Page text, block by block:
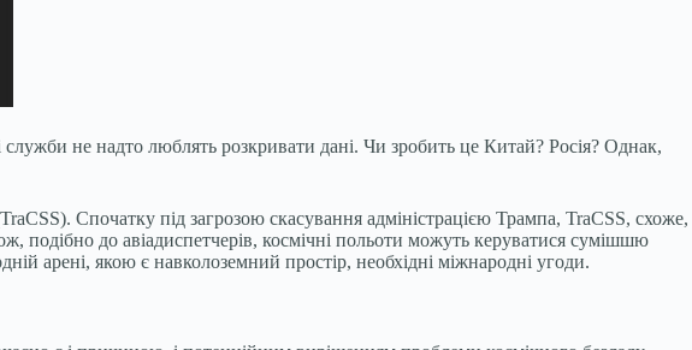
служби не надто люблять розкривати дані. Чи зробить це Китай? Росія? Однак,
Спочатку під загрозою скасування адміністрацією Трампа, TraCSS, схоже,
подібно до авіадиспетчерів, космічні польоти можуть керуватися сумішшю
арені, якою є навколоземний простір, необхідні міжнародні угоди.